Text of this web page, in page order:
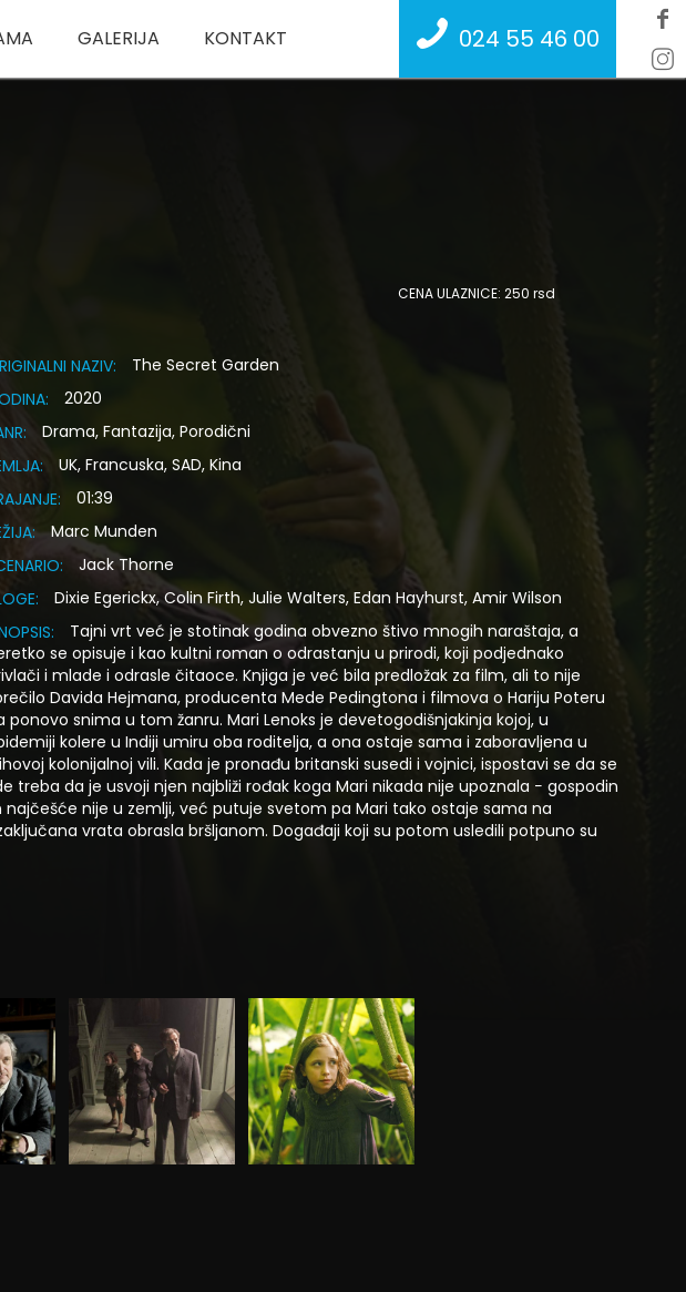
GALERIJA KONTAKT 024 55 46 00
CENA ULAZNICE: 250 rsd
NAZIV:
The Secret Garden
2020
Drama, Fantazija, Porodični
UK, Francuska, SAD, Kina
01:39
Marc Munden
Jack Thorne
Dixie Egerickx, Colin Firth, Julie Walters, Edan Hayhurst, Amir Wilson
Tajni vrt već je stotinak godina obvezno štivo mnogih naraštaja, a
se opisuje i kao kultni roman o odrastanju u prirodi, koji podjednako
i mlade i odrasle čitaoce. Knjiga je već bila predložak za film, ali to nije
Davida Hejmana, producenta Mede Pedingtona i filmova o Hariju Poteru
ponovo snima u tom žanru. Mari Lenoks je devetogodišnjakinja kojoj, u
kolere u Indiji umiru oba roditelja, a ona ostaje sama i zaboravljena u
kolonijalnoj vili. Kada je pronađu britanski susedi i vojnici, ispostavi se da se
treba da je usvoji njen najbliži rođak koga Mari nikada nije upoznala − gospodin
najčešće nije u zemlji, već putuje svetom pa Mari tako ostaje sama na
vrata obrasla bršljanom. Događaji koji su potom usledili potpuno su